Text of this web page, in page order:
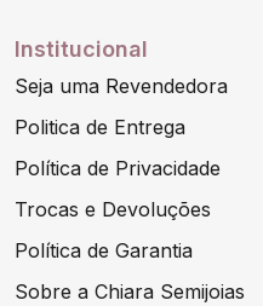
Institucional
Seja uma Revendedora
Politica de Entrega
Política de Privacidade
Trocas e Devoluções
Política de Garantia
Sobre a Chiara Semijoias